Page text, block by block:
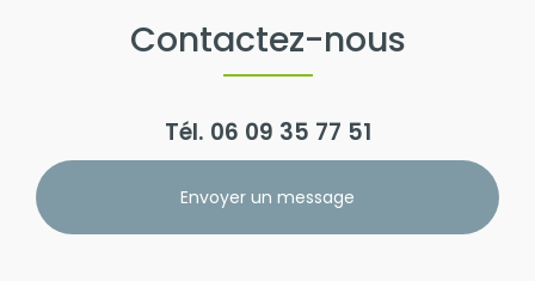
Contactez-nous
Tél. 06 09 35 77 51
Envoyer un message